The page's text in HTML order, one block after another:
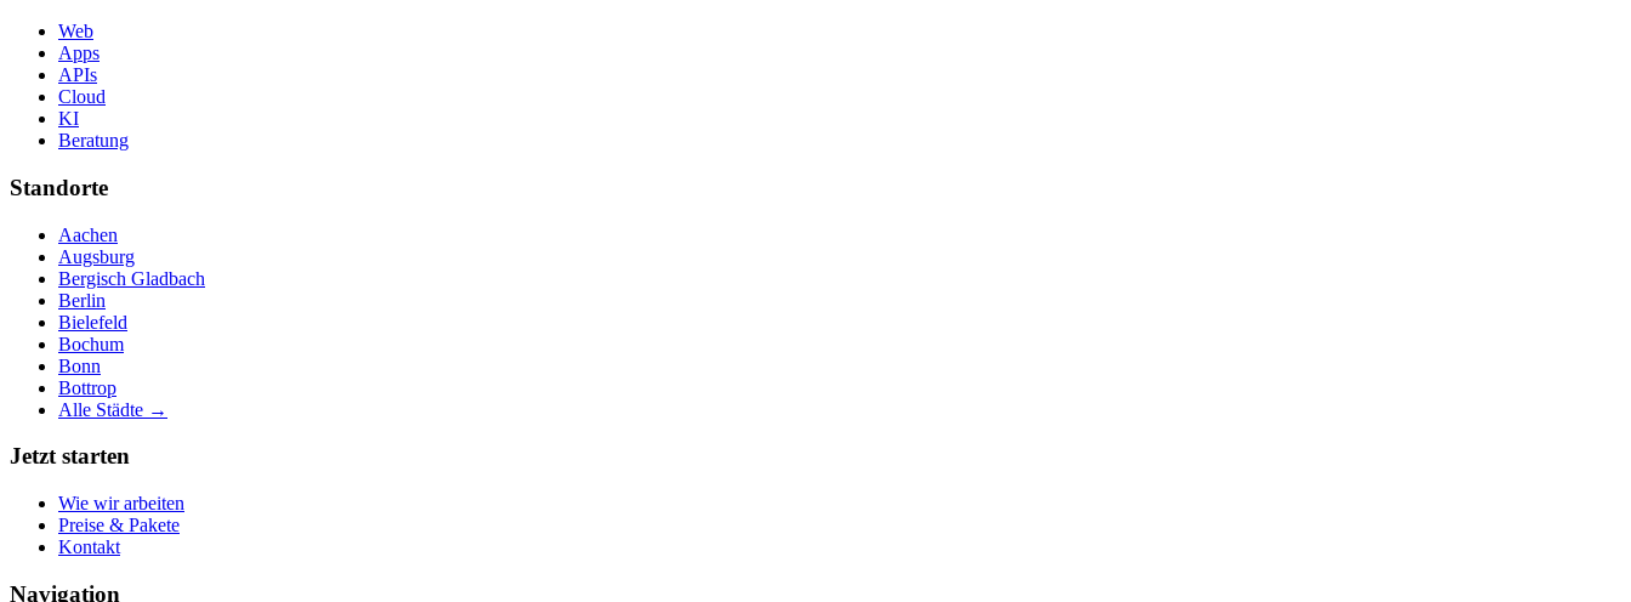
Web
Apps
APIs
Cloud
KI
Beratung
Standorte
Aachen
Augsburg
Bergisch Gladbach
Berlin
Bielefeld
Bochum
Bonn
Bottrop
Alle Städte →
Jetzt starten
Wie wir arbeiten
Preise & Pakete
Kontakt
Navigation